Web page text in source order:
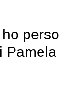
perso
Pamela